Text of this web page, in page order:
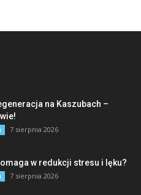
na Kaszubach –
7 sierpnia 2026
w redukcji stresu i lęku?
7 sierpnia 2026